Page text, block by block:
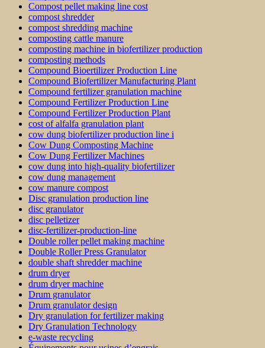
Compost pellet making line cost
compost shredder
compost shredding machine
composting cattle manure
composting machine in biofertilizer production
composting methods
Compound Bioertilizer Production Line
Compound Biofertilizer Manufacturing Plant
Compound fertilizer granulation machine
Compound Fertilizer Production Line
Compound Fertilizer Production Plant
cost of alfalfa granulation plant
cow dung biofertilizer production line i
Cow Dung Composting Machine
Cow Dung Fertilizer Machines
cow dung into high-quality biofertilizer
cow dung management
cow manure compost
Disc granulation production line
disc granulator
disc pelletizer
disc-fertilizer-production-line
Double roller pellet making machine
Double Roller Press Granulator
double shaft shredder machine
drum dryer
drum dryer machine
Drum granulator
Drum granulator design
Dry granulation for fertilizer making
Dry Granulation Technology
e-waste recycling